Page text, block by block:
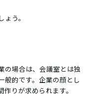
う。
の場合は、会議室とは独
般的です。企業の顔とし
りが求められます。